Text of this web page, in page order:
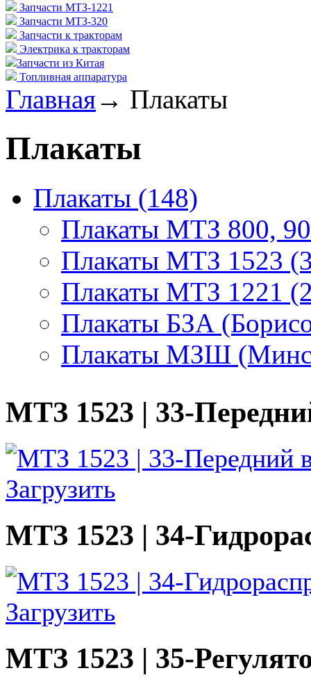
Запчасти МТЗ-1221
Запчасти МТЗ-320
Запчасти к тракторам
Электрика к тракторам
Запчасти из Китая
Топливная аппаратура
Главная→ Плакаты
Плакаты
Плакаты (148)
Плакаты МТЗ 800,
Плакаты МТЗ 1523
Плакаты МТЗ 1221
Плакаты БЗА
Плакаты МЗШ
МТЗ 1523 | 33-
Загрузить
МТЗ 1523 | 34-
Загрузить
МТЗ 1523 | 35-